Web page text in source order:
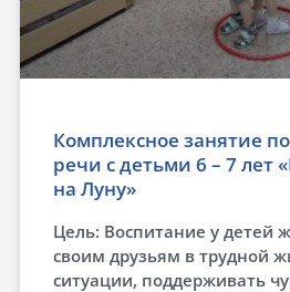
Комплексное занятие
речи с детьми 6 – 7 лет
на Луну»
Цель: Воспитание у детей
своим друзьям в трудной
ситуации, поддерживать